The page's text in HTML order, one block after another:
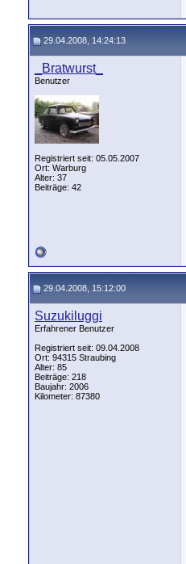
29.04.2008, 14:24:13
_Bratwurst_
Benutzer
Registriert seit: 05.05.2007
Ort: Warburg
Alter: 37
Beiträge: 42
29.04.2008, 15:12:00
Suzukiluggi
Erfahrener Benutzer
Registriert seit: 09.04.2008
Ort: 94315 Straubing
Alter: 85
Beiträge: 218
Baujahr: 2006
Kilometer: 87380